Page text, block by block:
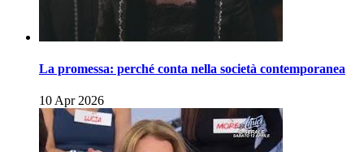
La promessa: perché conta nella società contemporanea
10 Apr 2026